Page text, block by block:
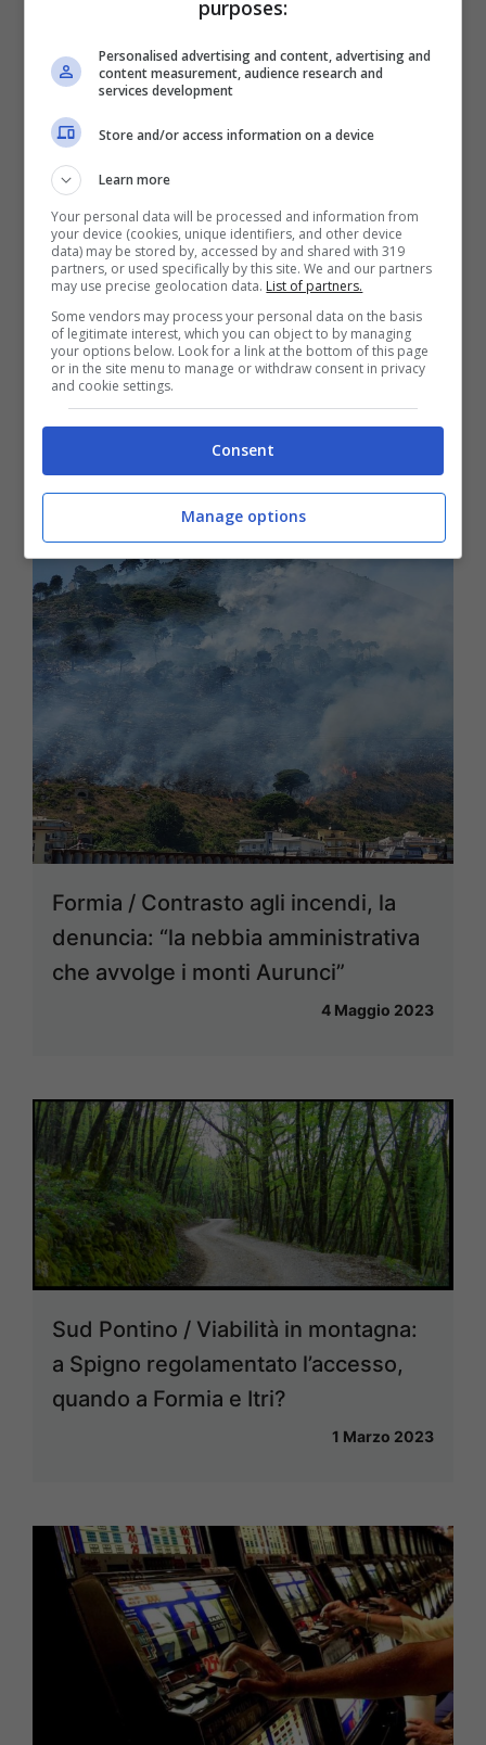
Formia / Ospedale “Dono Svizzero”,
la lettera aperta sulle criticità del
Pronto Soccorso e della Cardiologia
Formia / Contrasto agli incendi, la
denuncia: “la nebbia amministrativa
che avvolge i monti Aurunci”
4 Maggio 2023
Sud Pontino / Viabilità in montagna:
a Spigno regolamentato l’accesso,
quando a Formia e Itri?
1 Marzo 2023
purposes:
Personalised advertising and content, advertising and
content measurement, audience research and
services development
Store and/or access information on a device
Learn more
Your personal data will be processed and information from
your device (cookies, unique identifiers, and other device
data) may be stored by, accessed by and shared with 319
partners, or used specifically by this site. We and our partners
may use precise geolocation data. List of partners.
Some vendors may process your personal data on the basis
of legitimate interest, which you can object to by managing
your options below. Look for a link at the bottom of this page
or in the site menu to manage or withdraw consent in privacy
and cookie settings.
Consent
Manage options